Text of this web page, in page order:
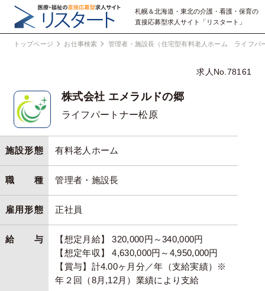
札幌＆北海道・東北の介護・看護・保育の
直接応募型求人サイト「リスタート」
トップページ お仕事検索 管理者・施設長（住宅型有料老人ホーム ライフパ
求人No.78161
施設形態 有料老人ホーム
職種 管理者・施設長
雇用形態 正社員
給与
【想定月給】 320,000円～340,000円
【想定年収】 4,630,000円～4,950,000円
【賞与】計4.00ヶ月分／年（支給実績）※
年２回（8月,12月）業績により支給
株式会社 エメラルドの郷
ライフパートナー松原